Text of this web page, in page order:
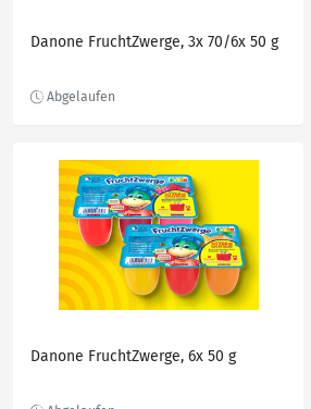
Danone FruchtZwerge, 3x 70/6x 50 g
Danone FruchtZwerge, 6x 50 g